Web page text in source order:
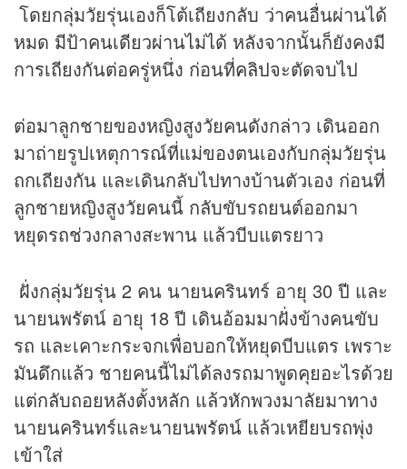
โดยกลุ่มวัยรุ่นเองก็โต้เถียงกลับ ว่าคนอื่นผ่านได้
หมด มีป้าคนเดียวผ่านไม่ได้ หลังจากนั้นก็ยังคงมี
การเถียงกันต่อครู่หนึ่ง ก่อนที่คลิปจะตัดจบไป
ต่อมาลูกชายของหญิงสูงวัยคนดังกล่าว เดินออก
มาถ่ายรูปเหตุการณ์ที่แม่ของตนเองกับกลุ่มวัยรุ่น
ถกเถียงกัน และเดินกลับไปทางบ้านตัวเอง ก่อนที่
ลูกชายหญิงสูงวัยคนนี้ กลับขับรถยนต์ออกมา
หยุดรถช่วงกลางสะพาน แล้วบีบแตรยาว
ฝั่งกลุ่มวัยรุ่น 2 คน นายนครินทร์ อายุ 30 ปี และ
นายนพรัตน์ อายุ 18 ปี เดินอ้อมมาฝั่งข้างคนขับ
รถ และเคาะกระจกเพื่อบอกให้หยุดบีบแตร เพราะ
มันดึกแล้ว ชายคนนี้ไม่ได้ลงรถมาพูดคุยอะไรด้วย
แต่กลับถอยหลังตั้งหลัก แล้วหักพวงมาลัยมาทาง
นายนครินทร์และนายนพรัตน์ แล้วเหยียบรถพุ่ง
เข้าใส่